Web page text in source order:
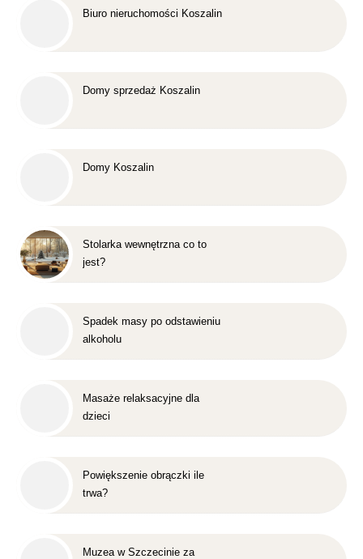
Biuro nieruchomości Koszalin
Domy sprzedaż Koszalin
Domy Koszalin
Stolarka wewnętrzna co to
jest?
Spadek masy po odstawieniu
alkoholu
Masaże relaksacyjne dla
dzieci
Powiększenie obrączki ile
trwa?
Muzea w Szczecinie za